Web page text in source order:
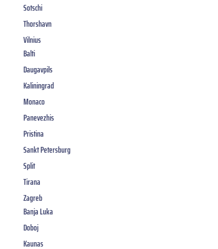
Sotschi
Thorshavn
Vilnius
Balti
Daugavpils
Kaliningrad
Monaco
Panevezhis
Pristina
Sankt Petersburg
Split
Tirana
Zagreb
Banja Luka
Doboj
Kaunas